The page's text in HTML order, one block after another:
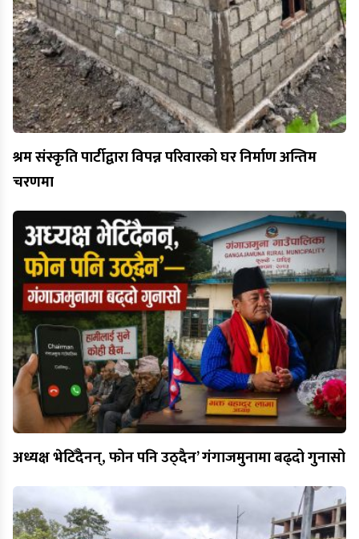
श्रम संस्कृति पार्टीद्वारा विपन्न परिवारको घर निर्माण अन्तिम
चरणमा
अध्यक्ष भेटिँदैनन्, फोन पनि उठ्दैन’ गंगाजमुनामा बढ्दो गुनासो